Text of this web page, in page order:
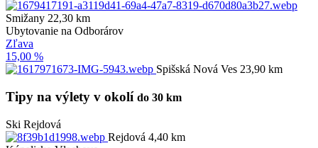
Smižany 22,30 km
Ubytovanie na Odborárov
Zľava
15,00 %
Spišská Nová Ves 23,90 km
Tipy na výlety v okolí do 30 km
Ski Rejdová
Rejdová 4,40 km